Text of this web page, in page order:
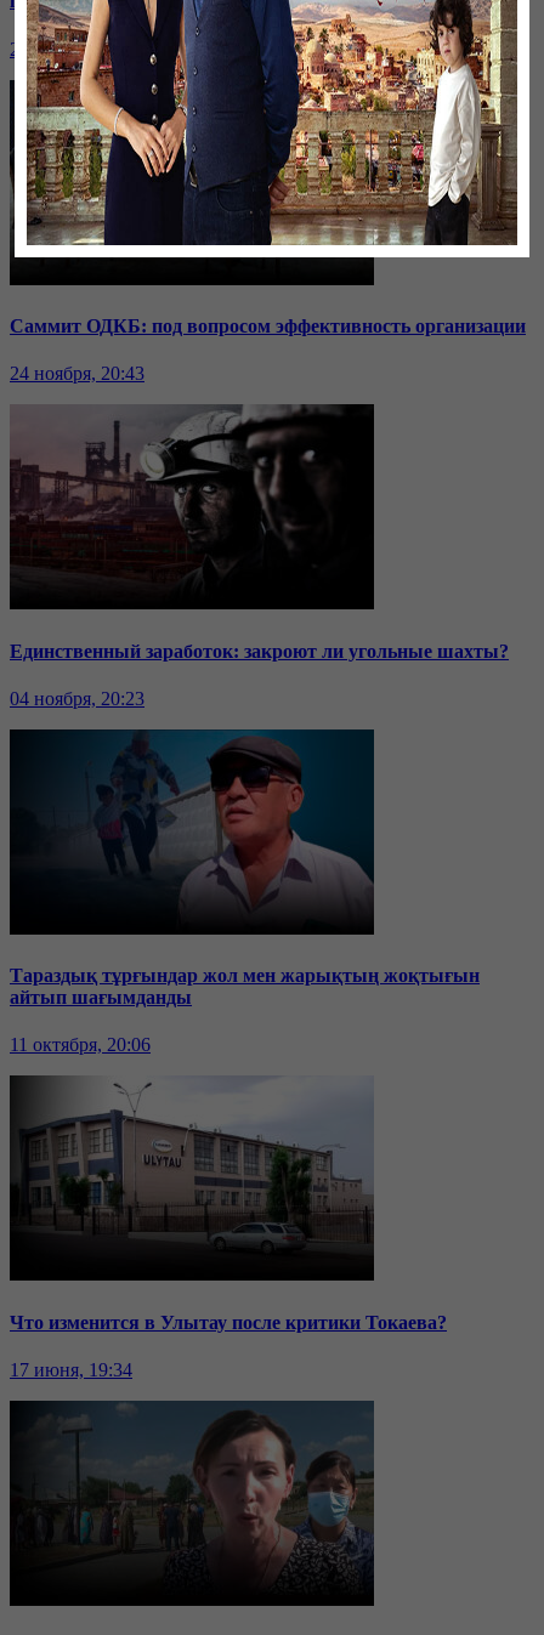
24 ноября, 20:44
Саммит ОДКБ: под вопросом эффективность организации
24 ноября, 20:43
Единственный заработок: закроют ли угольные шахты?
04 ноября, 20:23
Тараздық тұрғындар жол мен жарықтың жоқтығын
айтып шағымданды
11 октября, 20:06
Что изменится в Улытау после критики Токаева?
17 июня, 19:34